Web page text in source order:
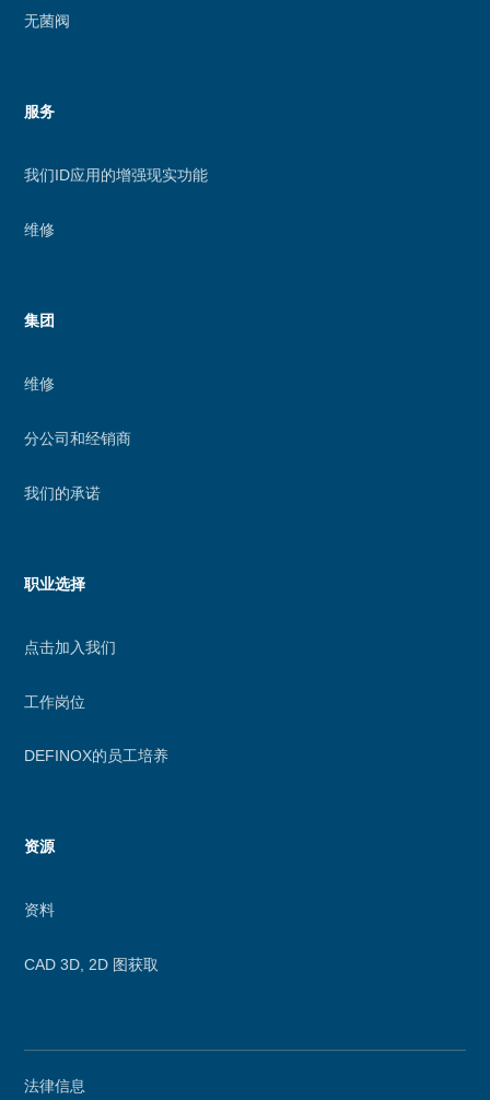
无菌阀
服务
我们ID应用的增强现实功能
维修
集团
维修
分公司和经销商
我们的承诺
职业选择
点击加入我们
工作岗位
DEFINOX的员工培养
资源
资料
CAD 3D, 2D 图获取
Secondary
法律信息